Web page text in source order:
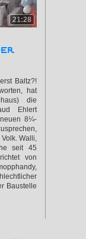
21:28
Baltz?!
hat
die
Ehlert
8¼-
Walli,
seit 45
von
Baustelle